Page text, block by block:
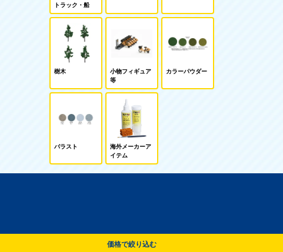
トラック・船
樹木
小物フィギュア
等
カラーパウダー
バラスト
海外メーカーア
イテム
価格で絞り込む